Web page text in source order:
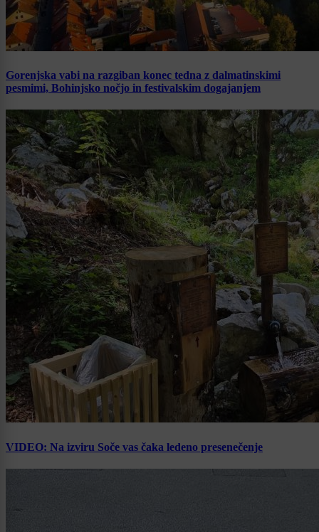
Gorenjska vabi na razgiban konec tedna z dalmatinskimi
pesmimi, Bohinjsko nočjo in festivalskim dogajanjem
VIDEO: Na izviru Soče vas čaka ledeno presenečenje